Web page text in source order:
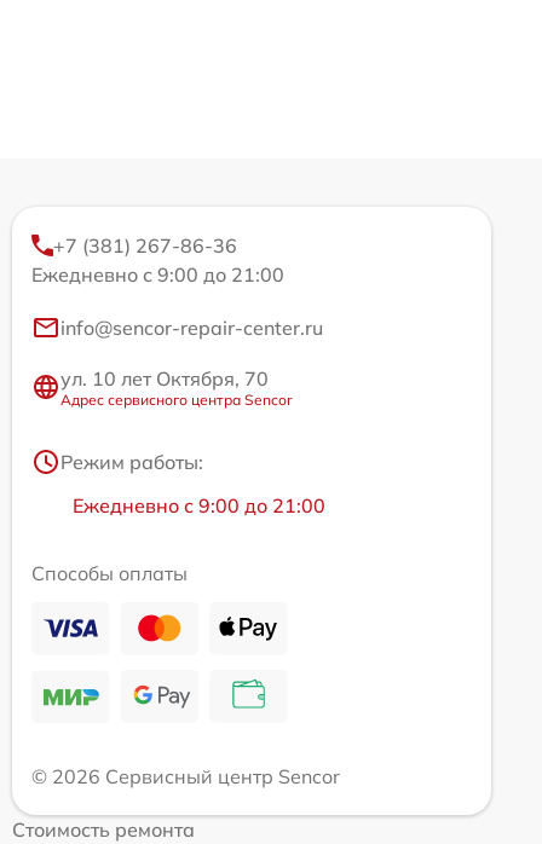
+7 (381) 267-86-36
Ежедневно с 9:00 до 21:00
info@sencor-repair-center.ru
ул. 10 лет Октября, 70
Адрес сервисного центра Sencor
Режим работы:
Ежедневно с 9:00 до 21:00
Способы оплаты
© 2026 Сервисный центр Sencor
Стоимость ремонта